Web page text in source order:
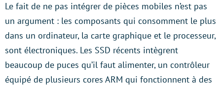
Le fait de ne pas intégrer de pièces mobiles n’est pas
un argument : les composants qui consomment le plus
dans un ordinateur, la carte graphique et le processeur,
sont électroniques. Les SSD récents intègrent
beaucoup de puces qu’il faut alimenter, un contrôleur
équipé de plusieurs cores ARM qui fonctionnent à des